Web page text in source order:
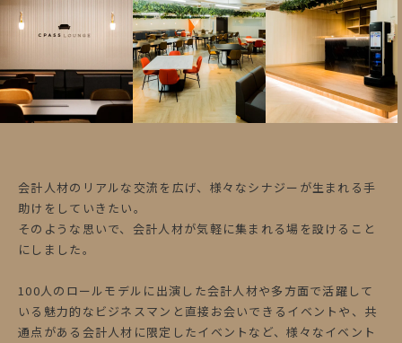
会計人材のリアルな交流を広げ、様々なシナジーが生まれる手
助けをしていきたい。
そのような思いで、会計人材が気軽に集まれる場を設けること
にしました。
100人のロールモデルに出演した会計人材や多方面で活躍して
いる魅力的なビジネスマンと直接お会いできるイベントや、共
通点がある会計人材に限定したイベントなど、様々なイベント